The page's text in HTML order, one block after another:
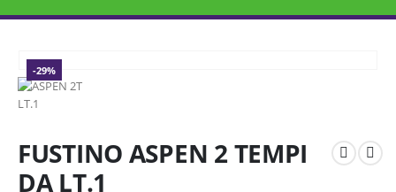
-29%
FUSTINO ASPEN 2 TEMPI
DA LT.1